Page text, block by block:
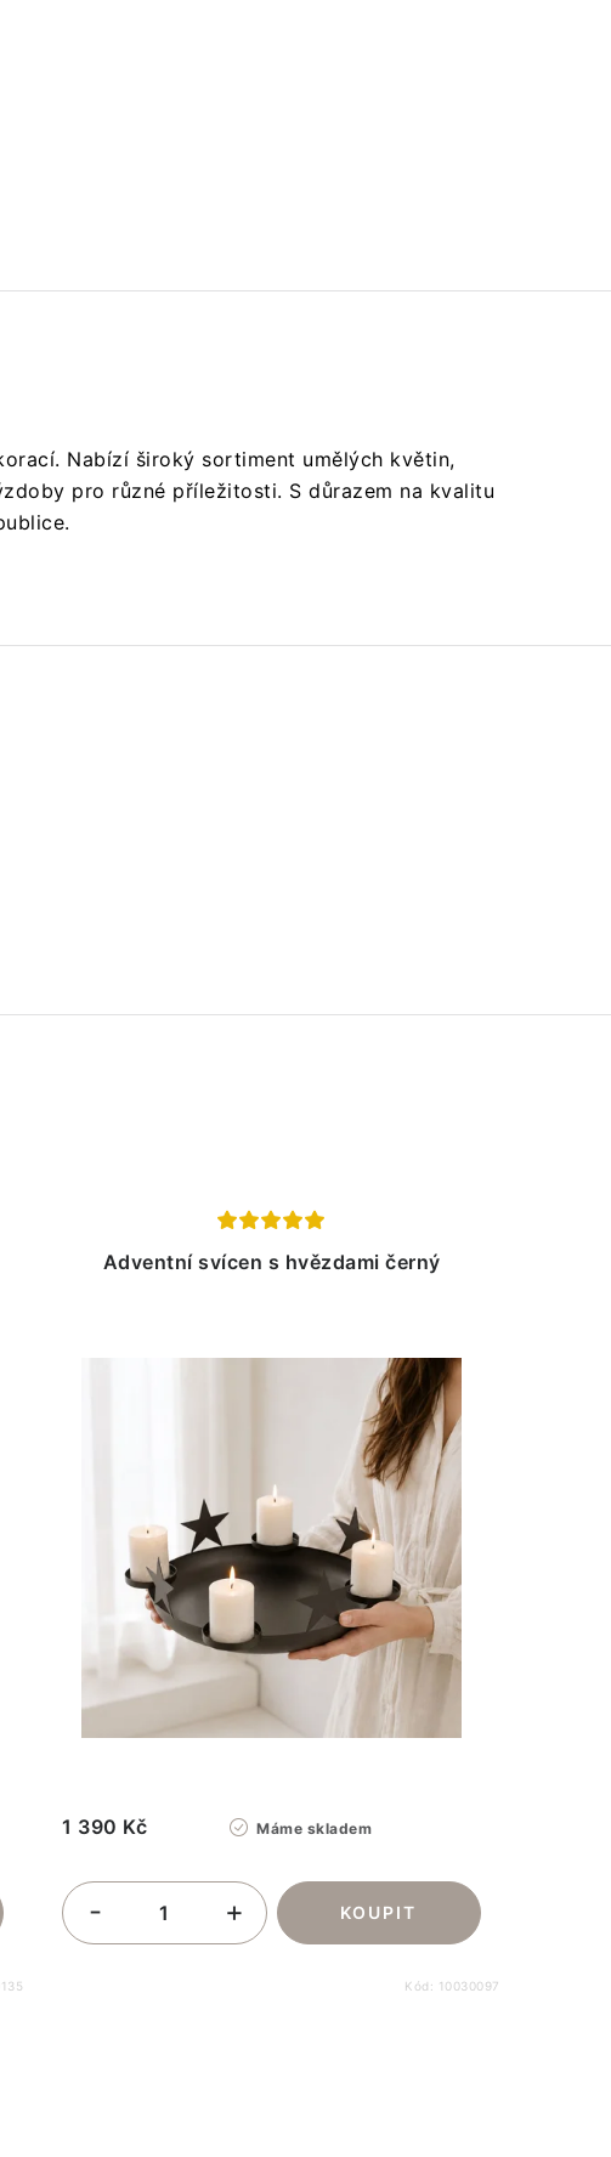
Nabízí široký sortiment umělých květin,
pro různé příležitosti. S důrazem na kvalitu
Adventní svícen s hvězdami černý
Máme skladem
1 390 Kč
Kód: 10030097